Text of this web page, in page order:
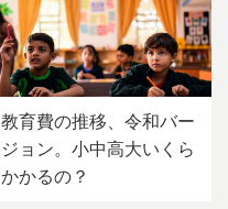
教育費の推移、令和バー
ジョン。小中高大いくら
かかるの？